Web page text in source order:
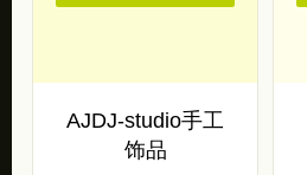
AJDJ-studio手工
饰品